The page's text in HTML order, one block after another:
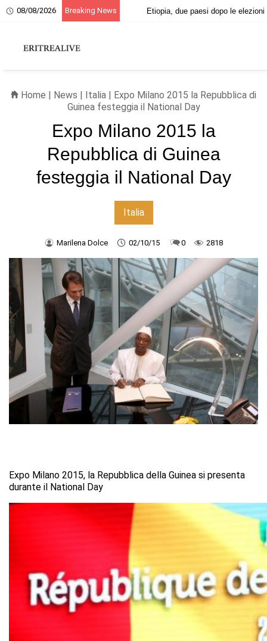
08/08/2026 Breaking News20 giugno, ricordo dei martiri eritrei
Home | News | Italia | Expo Milano 2015 la Repubblica di
Guinea festeggia il National Day
Expo Milano 2015 la
Repubblica di Guinea
festeggia il National Day
Italia
Marilena Dolce 02/10/15 0 2818
Expo Milano 2015, la Repubblica della Guinea si presenta
durante il National Day